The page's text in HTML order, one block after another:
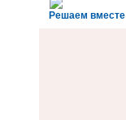
Решаем вместе